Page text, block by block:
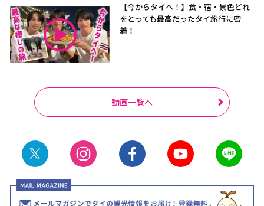
【今からタイへ！】食・宿・景色どれ
をとっても最高だったタイ旅行に密
着！
動画一覧へ